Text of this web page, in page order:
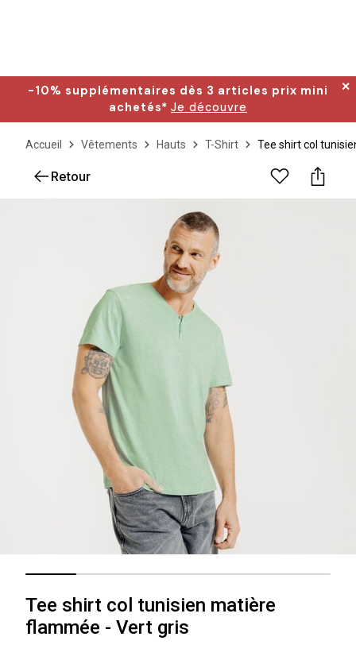
-10% supplémentaires dès 3 articles prix mini
achetés* Je découvre
✕
Accueil Vêtements Hauts T-Shirt Tee shirt col
Retour
Tee shirt col tunisien matière
flammée - Vert gris